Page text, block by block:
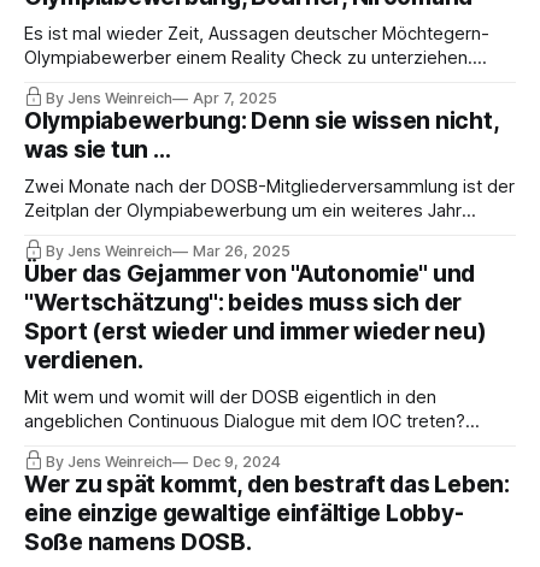
Es ist mal wieder Zeit, Aussagen deutscher Möchtegern-
Olympiabewerber einem Reality Check zu unterziehen.
Lachen Sie nicht nur, vergessen Sie vor allem eines nicht:
Mit all dem geballten Nonsens schafft es der sportpolitische
Komplex, an immer mehr Steuermittel zu gelangen.
Märchen schaffen Fakten.
By Jens Weinreich Apr 7, 2025
Olympiabewerbung: Denn sie wissen nicht,
was sie tun …
Zwei Monate nach der DOSB-Mitgliederversammlung ist der
Zeitplan der Olympiabewerbung um ein weiteres Jahr
verschoben, mit alarmierender (nicht-öffentlicher)
Begründung. Ab Donnerstag richtet der DOSB einen
Workshop aus. Was das u.a. mit dem World-Games-
Desaster zu tun hat? Exklusiv für Abonnenten!
By Jens Weinreich Mar 26, 2025
Über das Gejammer von "Autonomie" und
"Wertschätzung": beides muss sich der
Sport (erst wieder und immer wieder neu)
verdienen.
Mit wem und womit will der DOSB eigentlich in den
angeblichen Continuous Dialogue mit dem IOC treten?
Spricht Michael Micky Mronz, IOC-Lobbyist und
Geschäftemacher, mit sich selbst und erzählt dann der
deutschen Politik und dem DOSB davon, in aller Autonomie
und Wertschätzung? Das sind Kernfragen.
By Jens Weinreich Dec 9, 2024
Wer zu spät kommt, den bestraft das Leben:
eine einzige gewaltige einfältige Lobby-
Soße namens DOSB.